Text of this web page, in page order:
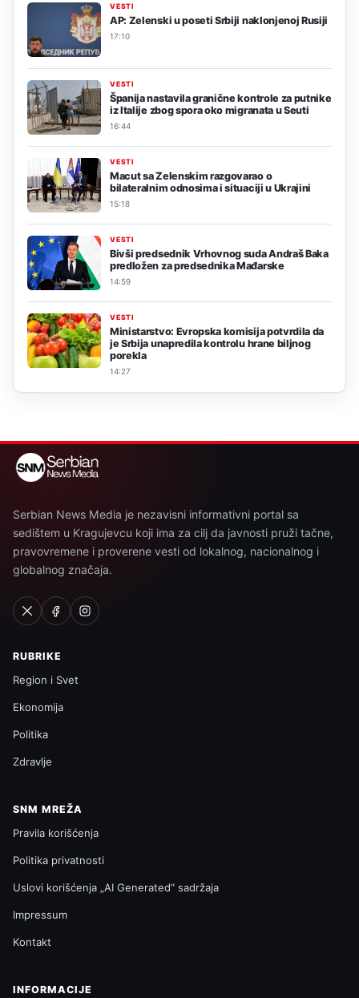
VESTI
AP: Zelenski u poseti Srbiji naklonjenoj Rusiji
17:10
VESTI
Španija nastavila granične kontrole za putnike
iz Italije zbog spora oko migranata u Seuti
16:44
VESTI
Macut sa Zelenskim razgovarao o
bilateralnim odnosima i situaciji u Ukrajini
15:18
VESTI
Bivši predsednik Vrhovnog suda Andraš Baka
predložen za predsednika Mađarske
14:59
VESTI
Ministarstvo: Evropska komisija potvrdila da
je Srbija unapredila kontrolu hrane biljnog
porekla
14:27
Serbian News Media je nezavisni informativni portal sa
sedištem u Kragujevcu koji ima za cilj da javnosti pruži tačne,
pravovremene i proverene vesti od lokalnog, nacionalnog i
globalnog značaja.
RUBRIKE
Region i Svet
Ekonomija
Politika
Zdravlje
SNM MREŽA
Pravila korišćenja
Politika privatnosti
Uslovi korišćenja „AI Generated“ sadržaja
Impressum
Kontakt
INFORMACIJE